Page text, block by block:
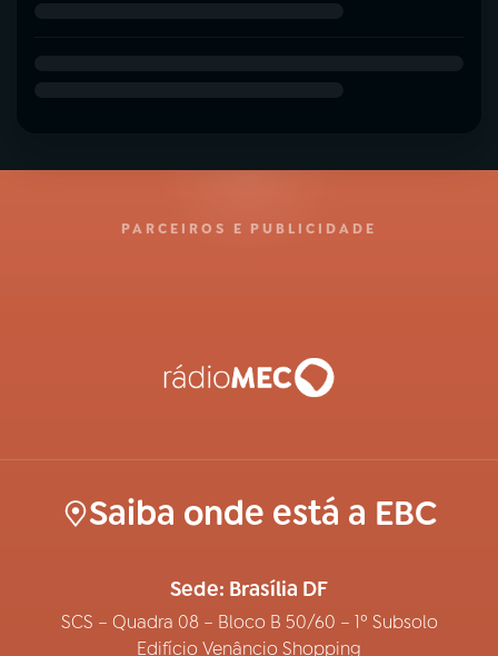
PARCEIROS E PUBLICIDADE
Saiba onde está a EBC
Sede: Brasília DF
SCS – Quadra 08 – Bloco B 50/60 – 1º Subsolo
Edifício Venâncio Shopping